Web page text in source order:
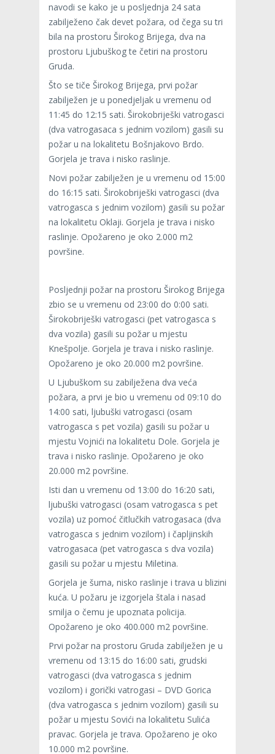
navodi se kako je u posljednja 24 sata
zabilježeno čak devet požara, od čega su tri
bila na prostoru Širokog Brijega, dva na
prostoru Ljubuškog te četiri na prostoru
Gruda.
Što se tiče Širokog Brijega, prvi požar
zabilježen je u ponedjeljak u vremenu od
11:45 do 12:15 sati. Širokobriješki vatrogasci
(dva vatrogasaca s jednim vozilom) gasili su
požar u na lokalitetu Bošnjakovo Brdo.
Gorjela je trava i nisko raslinje.
Novi požar zabilježen je u vremenu od 15:00
do 16:15 sati. Širokobriješki vatrogasci (dva
vatrogasca s jednim vozilom) gasili su požar
na lokalitetu Oklaji. Gorjela je trava i nisko
raslinje. Opožareno je oko 2.000 m2
površine.
Posljednji požar na prostoru Širokog Brijega
zbio se u vremenu od 23:00 do 0:00 sati.
Širokobriješki vatrogasci (pet vatrogasca s
dva vozila) gasili su požar u mjestu
Knešpolje. Gorjela je trava i nisko raslinje.
Opožareno je oko 20.000 m2 površine.
U Ljubuškom su zabilježena dva veća
požara, a prvi je bio u vremenu od 09:10 do
14:00 sati, ljubuški vatrogasci (osam
vatrogasca s pet vozila) gasili su požar u
mjestu Vojnići na lokalitetu Dole. Gorjela je
trava i nisko raslinje. Opožareno je oko
20.000 m2 površine.
Isti dan u vremenu od 13:00 do 16:20 sati,
ljubuški vatrogasci (osam vatrogasca s pet
vozila) uz pomoć čitlučkih vatrogasaca (dva
vatrogasca s jednim vozilom) i čapljinskih
vatrogasaca (pet vatrogasca s dva vozila)
gasili su požar u mjestu Miletina.
Gorjela je šuma, nisko raslinje i trava u blizini
kuća. U požaru je izgorjela štala i nasad
smilja o čemu je upoznata policija.
Opožareno je oko 400.000 m2 površine.
Prvi požar na prostoru Gruda zabilježen je u
vremenu od 13:15 do 16:00 sati, grudski
vatrogasci (dva vatrogasca s jednim
vozilom) i gorički vatrogasi – DVD Gorica
(dva vatrogasca s jednim vozilom) gasili su
požar u mjestu Sovići na lokalitetu Sulića
pravac. Gorjela je trava. Opožareno je oko
10.000 m2 površine.